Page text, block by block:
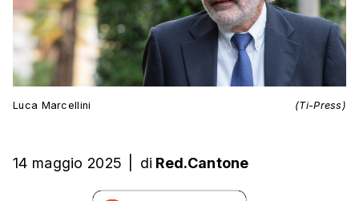
Luca Marcellini (Ti-Press)
14 maggio 2025 di Red.Cantone